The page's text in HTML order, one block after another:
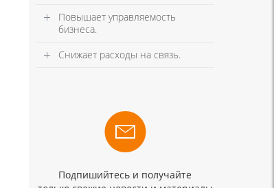
Повышает управляемость
бизнеса.
Снижает расходы на связь.
Подпишийтесь и получайте